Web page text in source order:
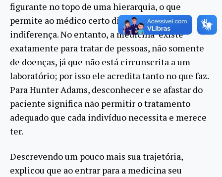
figurante no topo de uma hierarquia, o que
permite ao médico certo distanciamento e
indiferença. No entanto, a medicina existe
exatamente para tratar de pessoas, não somente
de doenças, já que não está circunscrita a um
laboratório; por isso ele acredita tanto no que faz.
Para Hunter Adams, desconhecer e se afastar do
paciente significa não permitir o tratamento
adequado que cada indivíduo necessita e merece
ter.
Descrevendo um pouco mais sua trajetória,
explicou que ao entrar para a medicina seu